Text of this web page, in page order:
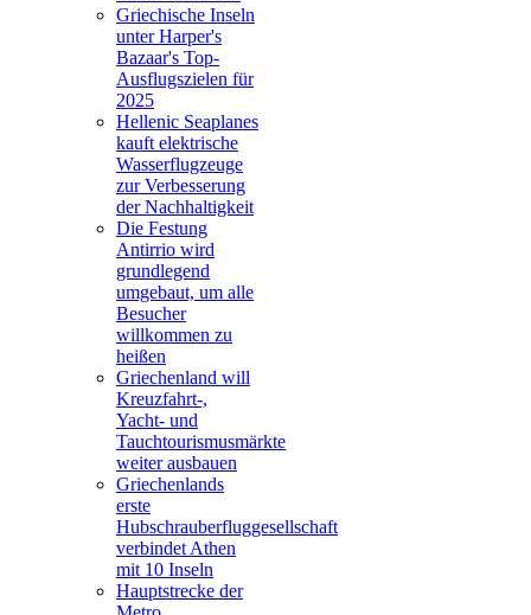
Griechische Inseln
unter Harper's
Bazaar's Top-
Ausflugszielen für
2025
Hellenic Seaplanes
kauft elektrische
Wasserflugzeuge
zur Verbesserung
der Nachhaltigkeit
Die Festung
Antirrio wird
grundlegend
umgebaut, um alle
Besucher
willkommen zu
heißen
Griechenland will
Kreuzfahrt-,
Yacht- und
Tauchtourismusmärkte
weiter ausbauen
Griechenlands
erste
Hubschrauberfluggesellschaft
verbindet Athen
mit 10 Inseln
Hauptstrecke der